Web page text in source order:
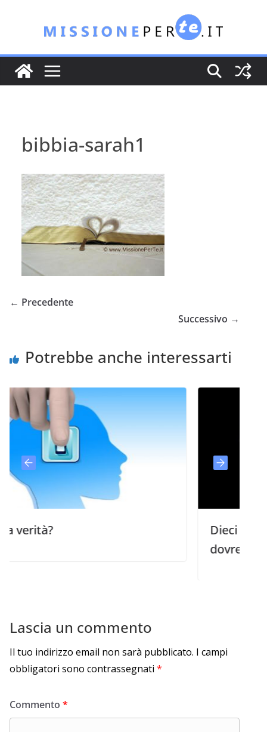
contenuto
bibbia-sarah1
← Precedente
Successivo →
Potrebbe anche interessarti
Dieci cose che
dovrebbe sapere
Lascia un commento
Il tuo indirizzo email non sarà pubblicato. I campi
obbligatori sono contrassegnati *
Commento *